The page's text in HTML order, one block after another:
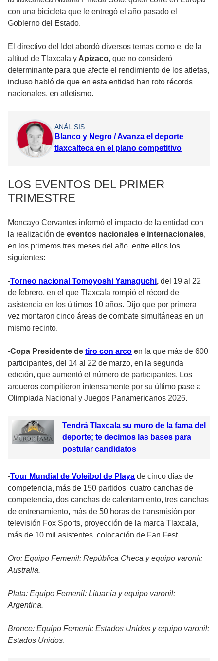
con una bicicleta que le entregó el año pasado el
Gobierno del Estado.
El directivo del Idet abordó diversos temas como el de la
altitud de Tlaxcala y Apizaco, que no consideró
determinante para que afecte el rendimiento de los atletas,
incluso habló de que en esta entidad han roto récords
nacionales, en atletismo.
ANÁLISIS
Blanco y Negro / Avanza el deporte
tlaxcalteca en el plano competitivo
LOS EVENTOS DEL PRIMER
TRIMESTRE
Moncayo Cervantes informó el impacto de la entidad con
la realización de eventos nacionales e internacionales,
en los primeros tres meses del año, entre ellos los
siguientes:
-Torneo nacional Tomoyoshi Yamaguchi, del 19 al 22
de febrero, en el que Tlaxcala rompió el récord de
asistencia en los últimos 10 años. Dijo que por primera
vez montaron cinco áreas de combate simultáneas en un
mismo recinto.
-Copa Presidente de tiro con arco en la que más de 600
participantes, del 14 al 22 de marzo, en la segunda
edición, que aumentó el número de participantes. Los
arqueros compitieron intensamente por su último pase a
Olimpiada Nacional y Juegos Panamericanos 2026.
Tendrá Tlaxcala su muro de la fama del
deporte; te decimos las bases para
postular candidatos
-Tour Mundial de Voleibol de Playa de cinco días de
competencia, más de 150 partidos, cuatro canchas de
competencia, dos canchas de calentamiento, tres canchas
de entrenamiento, más de 50 horas de transmisión por
televisión Fox Sports, proyección de la marca Tlaxcala,
más de 10 mil asistentes, colocación de Fan Fest.
Oro: Equipo Femenil: República Checa y equipo varonil:
Australia.
Plata: Equipo Femenil: Lituania y equipo varonil:
Argentina.
Bronce: Equipo Femenil: Estados Unidos y equipo varonil:
Estados Unidos.